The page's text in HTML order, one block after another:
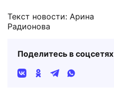
Текст новости: Арина
Радионова
Поделитесь в соцсетях